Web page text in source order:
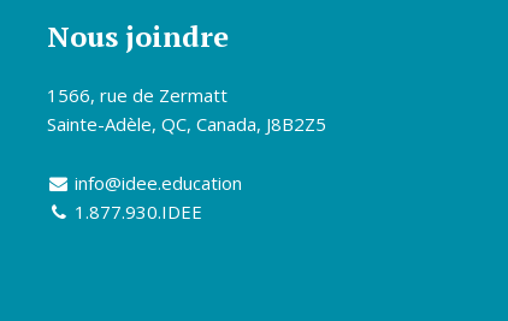
Nous joindre
1566, rue de Zermatt
Sainte-Adèle, QC, Canada, J8B2Z5
info@idee.education
1.877.930.IDEE